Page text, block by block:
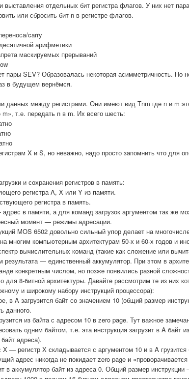
отдельных бит регистра флагов. У них нет
или сбросить бит n в регистре флагов.
carry
арифметики
маскируемых прерываний
пары SEV? Образовалась некоторая асимметричность. Но
в будущем вернёмся.
между регистрами. Они имеют вид Tnm где n и m
т.е. передать n в m. Их всего шесть:
X и S, но неважно, надо просто запомнить что для
и сохранения регистров в память:
регистра A, X или Y из памяти.
регистра в память.
в памяти, а для команд загрузок аргументом так же
момент — режимы адресации.
MOS 6502 довольно сильный упор делает на
многим компьютерным архитектурам 50-х и 60-х годов и
вычислительных команд (такие как сложение или
— единственный аккумулятор. При этом в
конкретным числом, но позже появились разной
8-битной архитектуры. Давайте рассмотрим те из них
и широкому набору инструкций процессора):
в A загрузится байт со значением 10 (общий размер
данного.
из байта с адресом 10 в zero page. Тут важное
одним байтом, т.е. эта инструкция загрузит в A байт
адреса).
— регистр X складывается с аргументом 10 и в A
адрес никогда не покидает zero page и
в аккумулятор байт из адреса 0. Общий размер инструкции